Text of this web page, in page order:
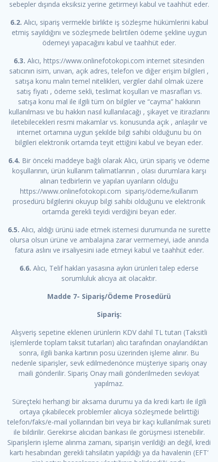
sebepler dışında eksiksiz yerine getirmeyi kabul ve taahhüt eder.
6.2. Alıcı, sipariş vermekle birlikte iş sözleşme hükümlerini kabul
etmiş sayıldığını ve sözleşmede belirtilen ödeme şekline uygun
ödemeyi yapacağını kabul ve taahhüt eder.
6.3. Alıcı, https://www.onlinefotokopi.com internet sitesinden
satıcının isim, unvan, açık adres, telefon ve diğer erişim bilgileri ,
satışa konu malın temel nitelikleri, vergiler dahil olmak üzere
satış fiyatı , ödeme sekli, teslimat koşulları ve masrafları vs.
satışa konu mal ile ilgili tüm ön bilgiler ve “cayma” hakkının
kullanılması ve bu hakkın nasıl kullanılacağı , şikayet ve itirazlarını
iletebilecekleri resmi makamlar vs. konusunda açık , anlaşılır ve
internet ortamına uygun şekilde bilgi sahibi olduğunu bu ön
bilgileri elektronik ortamda teyit ettiğini kabul ve beyan eder.
6.4. Bir önceki maddeye bağlı olarak Alıcı, ürün sipariş ve ödeme
koşullarının, ürün kullanım talimatlarının , olası durumlara karşı
alınan tedbirlerin ve yapılan uyarıların olduğu
https://www.onlinefotokopi.com sipariş/ödeme/kullanım
prosedürü bilgilerini okuyup bilgi sahibi olduğunu ve elektronik
ortamda gerekli teyidi verdiğini beyan eder.
6.5. Alıcı, aldığı ürünü iade etmek istemesi durumunda ne surette
olursa olsun ürüne ve ambalajına zarar vermemeyi, iade anında
fatura aslını ve irsaliyesini iade etmeyi kabul ve taahhüt eder.
6.6. Alıcı, Telif hakları yasasına aykırı ürünleri talep ederse
sorumluluk alıcıya ait olacaktır.
Madde 7- Sipariş/Ödeme Prosedürü
Sipariş:
Alışveriş sepetine eklenen ürünlerin KDV dahil TL tutarı (Taksitli
işlemlerde toplam taksit tutarları) alıcı tarafından onaylandıktan
sonra, ilgili banka kartının posu üzerinden işleme alınır. Bu
nedenle siparişler, sevk edilmedenönce müşteriye sipariş onay
maili gönderilir. Sipariş Onay maili gönderilmeden sevkiyat
yapılmaz.
Süreçteki herhangi bir aksama durumu ya da kredi kartı ile ilgili
ortaya çıkabilecek problemler alıcıya sözleşmede belirttiği
telefon/faks/e-mail yollarından biri veya bir kaçı kullanılmak sureti
ile bildirilir. Gerekirse alıcıdan bankası ile görüşmesi istenebilir.
Siparişlerin işleme alınma zamanı, siparişin verildiği an değil, kredi
kartı hesabından gerekli tahsilatın yapıldığı ya da havalenin (EFT’